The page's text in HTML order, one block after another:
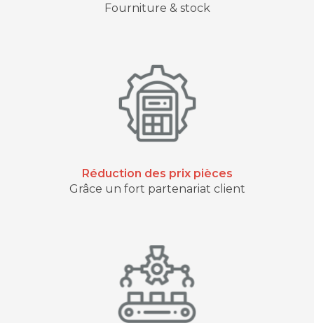
Fourniture & stock
Réduction des prix pièces
Grâce un fort partenariat client